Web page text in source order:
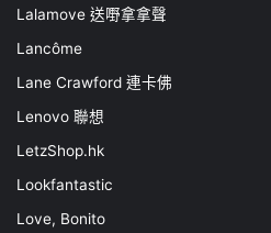
Lalamove 送嘢拿拿聲
Lancôme
Lane Crawford 連卡佛
Lenovo 聯想
LetzShop.hk
Lookfantastic
Love, Bonito